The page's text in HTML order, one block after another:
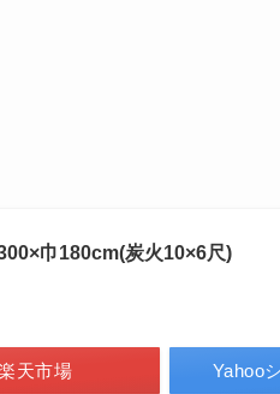
巾180cm(炭火10×6尺)
天市場 Yahoo